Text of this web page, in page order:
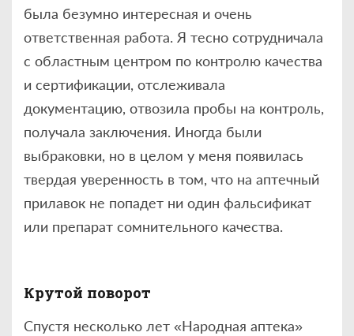
была безумно интересная и очень
ответственная работа. Я тесно сотрудничала
с областным центром по контролю качества
и сертификации, отслеживала
документацию, отвозила пробы на контроль,
получала заключения. Иногда были
выбраковки, но в целом у меня появилась
твердая уверенность в том, что на аптечный
прилавок не попадет ни один фальсификат
или препарат сомнительного качества.
Крутой поворот
Спустя несколько лет «Народная аптека»